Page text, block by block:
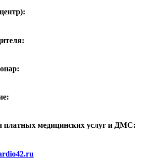
платных медицинских услуг и ДМС: